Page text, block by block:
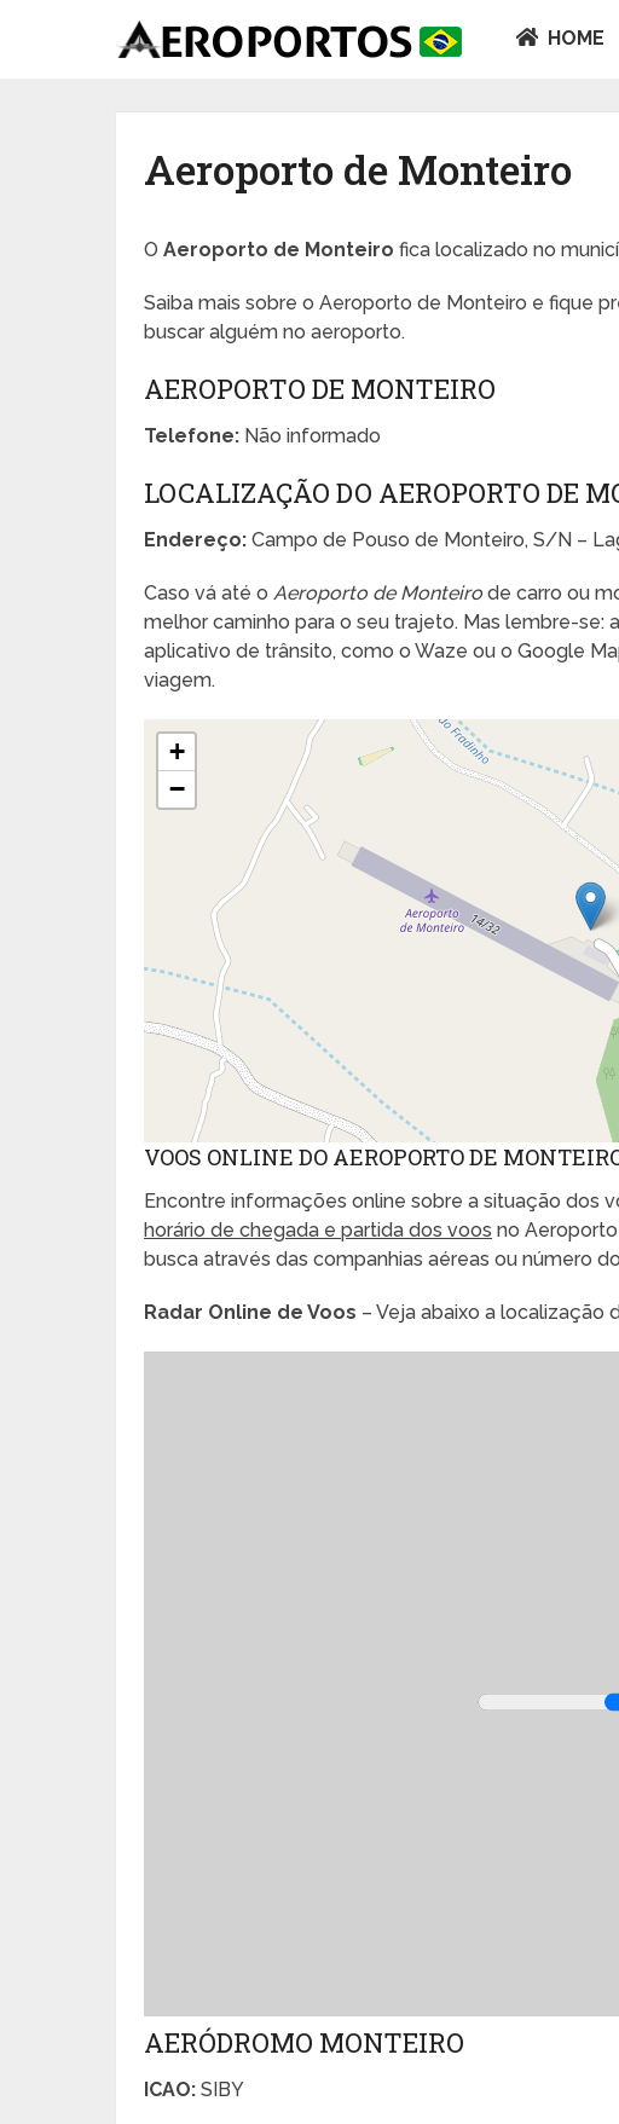
HOME
Aeroporto de Monteiro
OAeroporto de Monteiro fica localizado no
Saiba mais sobre o Aeroporto de Monteiro e fique
buscar alguém no aeroporto.
AEROPORTO DE MONTEIRO
Telefone: Não informado
LOCALIZAÇÃO DO AEROPORTO DE
Endereço: Campo de Pouso de Monteiro, S/N –
Caso vá até o Aeroporto de Monteirode carro ou
melhor caminho para o seu trajeto. Mas lembre-se:
aplicativo de trânsito, como o Waze ou o Google
viagem.
+
−
VOOS ONLINE DO AEROPORTO DE
Encontre informações online sobre a situação dos
horário de chegada e partida dos voos no
busca através das companhias aéreas ou número
Radar Online de Voos – Veja abaixo a localização
AERÓDROMO MONTEIRO
ICAO: SIBY